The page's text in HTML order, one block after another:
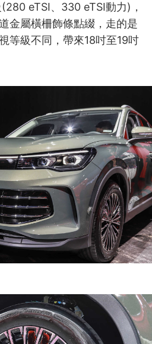
eTSI、330 eTSI動力)，
金屬橫柵飾條點綴，走的是
等級不同，帶來18吋至19吋